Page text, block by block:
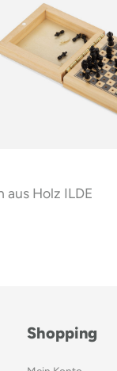
aus Holz ILDE
Shopping